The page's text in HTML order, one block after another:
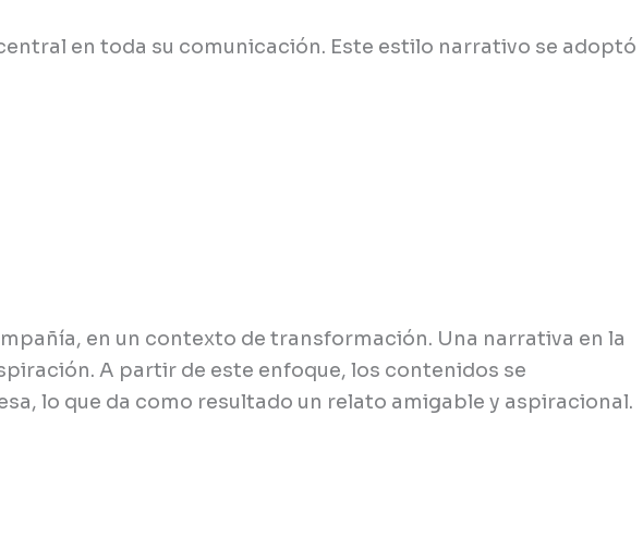
en toda su comunicación. Este estilo narrativo se adoptó
en un contexto de transformación. Una narrativa en la
A partir de este enfoque, los contenidos se
lo que da como resultado un relato amigable y aspiracional.